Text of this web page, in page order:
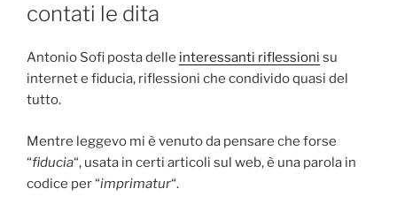
contati le dita
Antonio Sofi posta delle interessanti riflessioni su
internet e fiducia, riflessioni che condivido quasi del
tutto.
Mentre leggevo mi è venuto da pensare che forse
“fiducia“, usata in certi articoli sul web, è una parola in
codice per “imprimatur“.